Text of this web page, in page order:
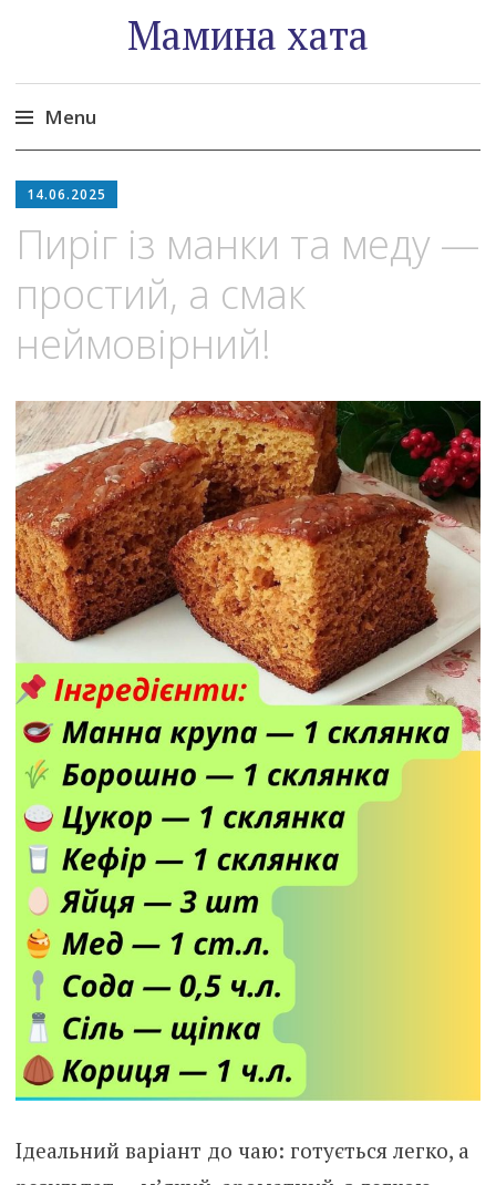
Мамина хата
Menu
to
14.06.2025
Пиріг із манки та меду —
простий, а смак
неймовірний!
Ідеальний варіант до чаю: готується легко, а